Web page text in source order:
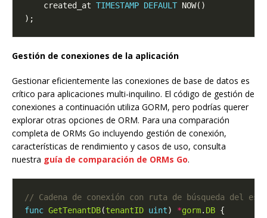
    created_at
TIMESTAMP DEFAULT
Gestión de conexiones de la aplicación
Gestionar eficientemente las conexiones de base de datos es
crítico para aplicaciones multi-inquilino. El código de gestión de
conexiones a continuación utiliza GORM, pero podrías querer
explorar otras opciones de ORM. Para una comparación
completa de ORMs Go incluyendo gestión de conexión,
características de rendimiento y casos de uso, consulta
nuestra guía de comparación de ORMs Go.
func GetTenantDB(tenantID uint) *gorm. DB